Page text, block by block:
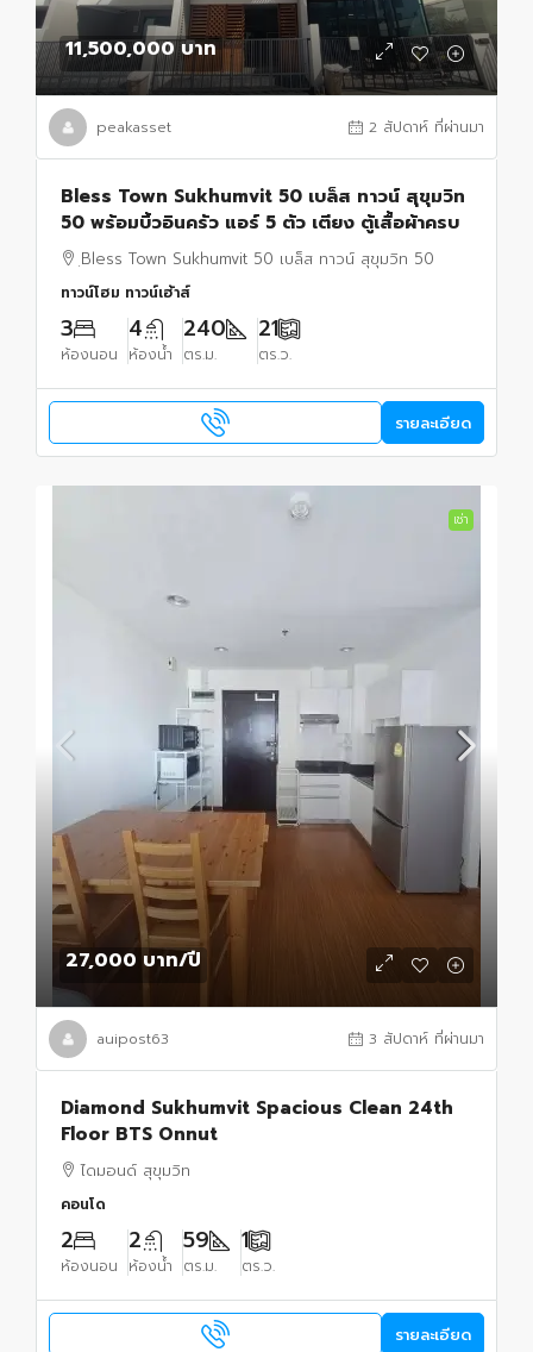
11,500,000 บาท
peakasset 2 สัปดาห์ ที่ผ่านมา
Bless Town Sukhumvit 50 เบล็ส ทาวน์ สุขุมวิท
50 พร้อมบิ้วอินครัว แอร์ 5 ตัว เตียง ตู้เสื้อผ้าครบ
ฺBless Town Sukhumvit 50 เบล็ส ทาวน์ สุขุมวิท 50
ทาวน์โฮม ทาวน์เฮ้าส์
3
ห้องนอน
4
ห้องน้ำ
240
ตร.ม.
21
ตร.ว.
รายละเอียด
เช่า
27,000 บาท/ปี
auipost63 3 สัปดาห์ ที่ผ่านมา
Diamond Sukhumvit Spacious Clean 24th
Floor BTS Onnut
ไดมอนด์ สุขุมวิท
คอนโด
2
ห้องนอน
2
ห้องน้ำ
59
ตร.ม.
1
ตร.ว.
รายละเอียด